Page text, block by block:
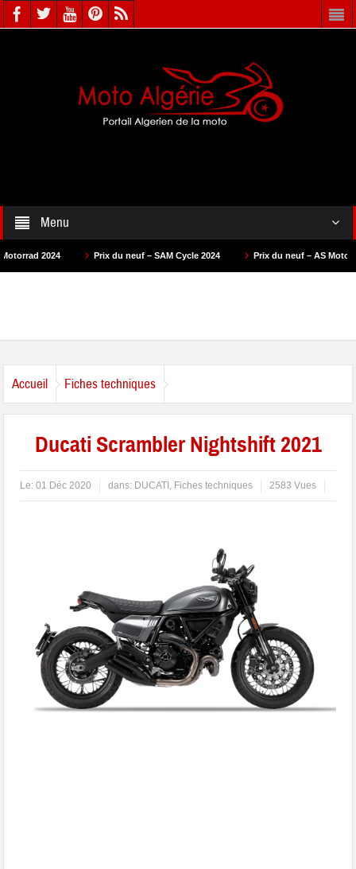
Menu
Prix du neuf – SAM Cycle 2024 Prix du neuf – AS Motors 2024
Accueil Fiches techniques
Ducati Scrambler Nightshift 2021
Le:01 Déc 2020 dans: DUCATI , Fiches techniques 2583 Vues